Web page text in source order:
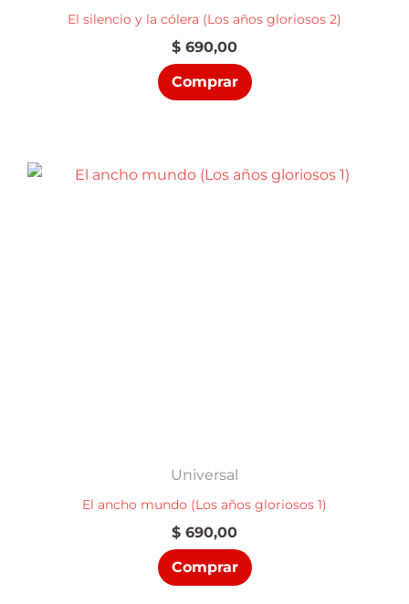
El silencio y la cólera (Los años gloriosos 2)
$ 690,00
Comprar
Universal
El ancho mundo (Los años gloriosos 1)
$ 690,00
Comprar